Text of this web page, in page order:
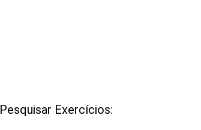
Pesquisar Exercícios: